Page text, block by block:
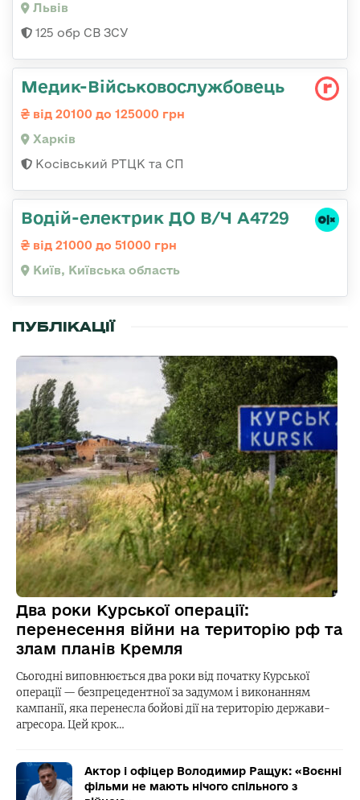
Львів
125 обр СВ ЗСУ
Медик-Військовослужбовець
від 20100 до 125000 грн
Харків
Косівський РТЦК та СП
Водій-електрик ДО В/Ч А4729
від 21000 до 51000 грн
Київ, Київська область
ПУБЛІКАЦІЇ
Два роки Курської операції:
перенесення війни на територію рф та
злам планів Кремля
Сьогодні виповнюється два роки від початку Курської
операції — безпрецедентної за задумом і виконанням
кампанії, яка перенесла бойові дії на територію держави-
агресора. Цей крок…
Актор і офіцер Володимир Ращук: «Воєнні
фільми не мають нічого спільного з